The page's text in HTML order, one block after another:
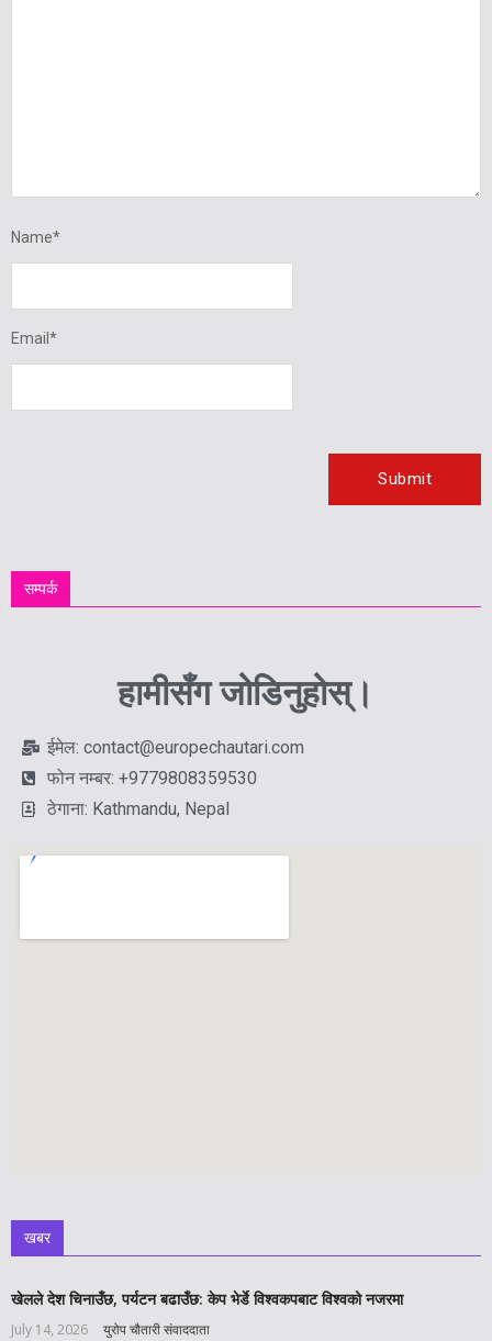
Name*
Email *
सम्पर्क
हामीसँग जोडिनुहोस्।
ईमेल: contact@europechautari.com
फोन नम्बर: +9779808359530
ठेगाना: Kathmandu, Nepal
खबर
खेलले देश चिनाउँछ, पर्यटन बढाउँछ: केप भेर्डे विश्वकपबाट विश्वको नजरमा
July 14, 2026 युरोप चौतारी संवाददाता